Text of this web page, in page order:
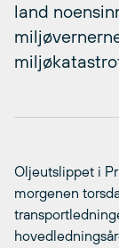
land
Oljeutslippet i
morgenen